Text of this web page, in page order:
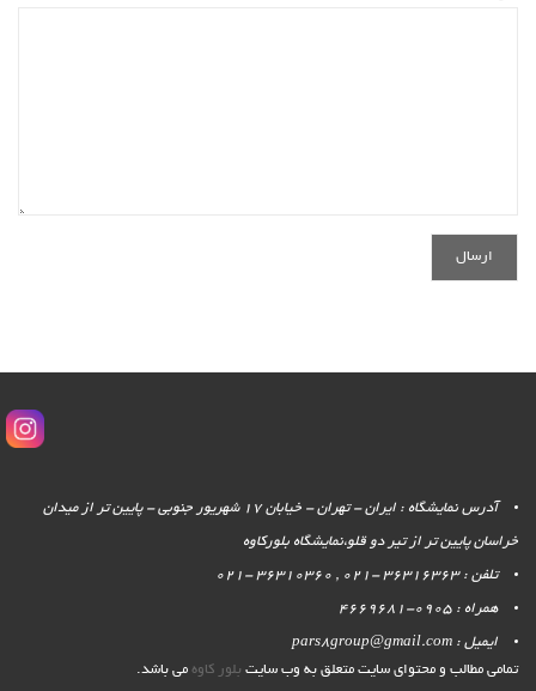
آدرس نمایشگاه : ایران - تهران - خیابان 17 شهریور جنوبی - پایین تر از میدان
خراسان پایین تر از تیر دو قلو،نمایشگاه بلورکاوه
تلفن : 36316363 -021 , 36310360 -021
همراه : 0905-4669681
ایمیل : pars8group@gmail.com
تمامی مطالب و محتوای سایت متعلق به وب سایت بلور کاوه می باشد.